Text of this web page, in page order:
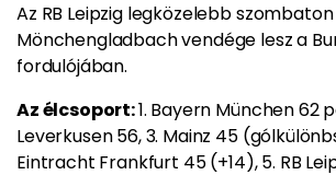
Az RB Leipzig legközelebb
Mönchengladbach vendége lesz a
fordulójában.
Az élcsoport:1. Bayern München 62
Leverkusen 56, 3. Mainz 45
Eintracht Frankfurt 45 (+14), 5. RB